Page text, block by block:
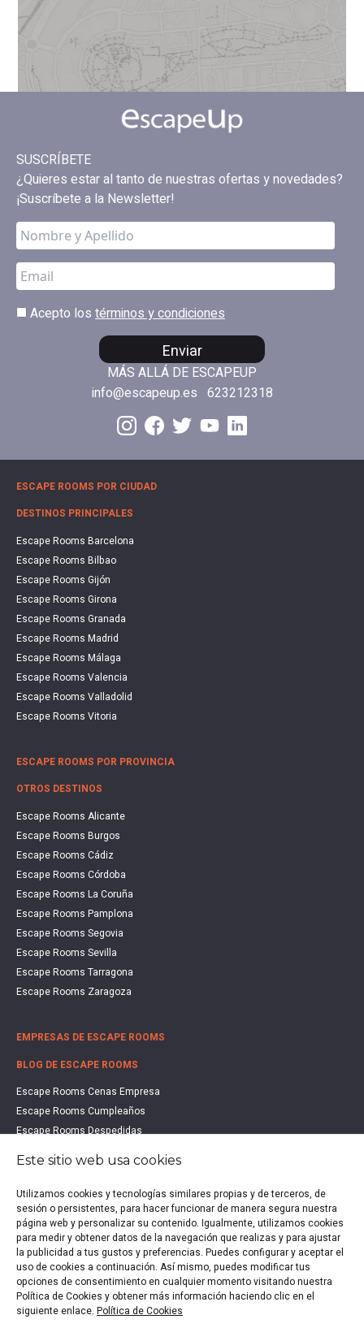
SUSCRÍBETE
¿Quieres estar al tanto de nuestras ofertas y novedades?
¡Suscríbete a la Newsletter!
Acepto los términos y condiciones
Enviar
MÁS ALLÁ DE ESCAPEUP
info@escapeup.es 623212318
ESCAPE ROOMS POR CIUDAD
DESTINOS PRINCIPALES
Escape Rooms Barcelona
Escape Rooms Bilbao
Escape Rooms Gijón
Escape Rooms Girona
Escape Rooms Granada
Escape Rooms Madrid
Escape Rooms Málaga
Escape Rooms Valencia
Escape Rooms Valladolid
Escape Rooms Vitoria
ESCAPE ROOMS POR PROVINCIA
OTROS DESTINOS
Escape Rooms Alicante
Escape Rooms Burgos
Escape Rooms Cádiz
Escape Rooms Córdoba
Escape Rooms La Coruña
Escape Rooms Pamplona
Escape Rooms Segovia
Escape Rooms Sevilla
Escape Rooms Tarragona
Escape Rooms Zaragoza
EMPRESAS DE ESCAPE ROOMS
BLOG DE ESCAPE ROOMS
Escape Rooms Cenas Empresa
Escape Rooms Cumpleaños
Escape Rooms Despedidas
Escape Rooms Familias
Escape Rooms Halloween
Escape Rooms San Valentín
Estudio de Mercado Escape Rooms 2021
Qué es un Escape Room
Qué es un Hall Escape
Este sitio web usa cookies
Utilizamos cookies y tecnologías similares propias y de terceros, de
sesión o persistentes, para hacer funcionar de manera segura nuestra
página web y personalizar su contenido. Igualmente, utilizamos cookies
para medir y obtener datos de la navegación que realizas y para ajustar
la publicidad a tus gustos y preferencias. Puedes configurar y aceptar el
uso de cookies a continuación. Así mismo, puedes modificar tus
opciones de consentimiento en cualquier momento visitando nuestra
Política de Cookies y obtener más información haciendo clic en el
siguiente enlace. Política de Cookies